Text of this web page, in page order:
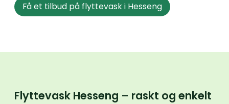
Få et tilbud på flyttevask i Hesseng
Flyttevask Hesseng – raskt og enkelt